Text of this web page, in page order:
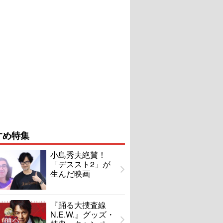
特集
小島秀夫絶賛！
「デススト2」が
生んだ映画
『踊る大捜査線
N.E.W.』グッズ・